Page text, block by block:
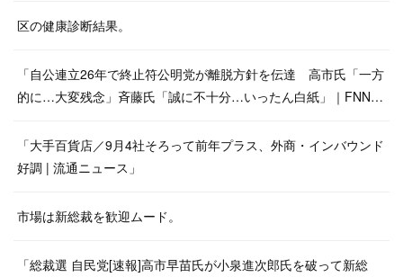
区の健康診断結果。
「自公連立26年で終止符公明党が離脱方針を伝達 高市氏「一方
的に…大変残念」斉藤氏「誠に不十分…いったん白紙」｜FNN…
「大手百貨店／9月4社そろって前年プラス、外商・インバウンド
好調 | 流通ニュース」
市場は新総裁を歓迎ムード。
「総裁選 自民党[速報]高市早苗氏が小泉進次郎氏を破って新総